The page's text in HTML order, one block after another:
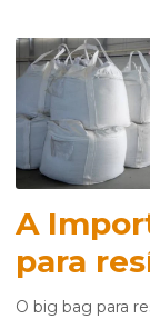
A
para
O big bag para